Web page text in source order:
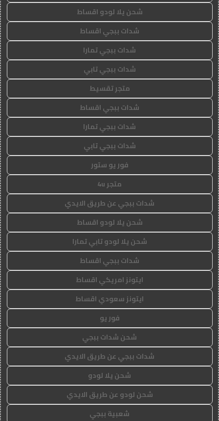
شحن يلا لودو اقساط
شدات ببجي اقساط
شدات ببجي تمارا
شدات ببجي تابي
متجر تقسيط
شدات ببجي اقساط
شدات ببجي تمارا
شدات ببجي تابي
فور يو ستور
متجر 4u
شدات ببجي عن طريق الايدي
شحن يلا لودو اقساط
شحن يلا لودو تابي تمارا
شدات ببجي اقساط
ايتونز امريكي اقساط
ايتونز سعودي اقساط
فور يو
شحن شدات ببجي
شدات ببجي عن طريق الايدي
شحن يلا لودو
شحن لودو عن طريق الايدي
شعبية ببجي